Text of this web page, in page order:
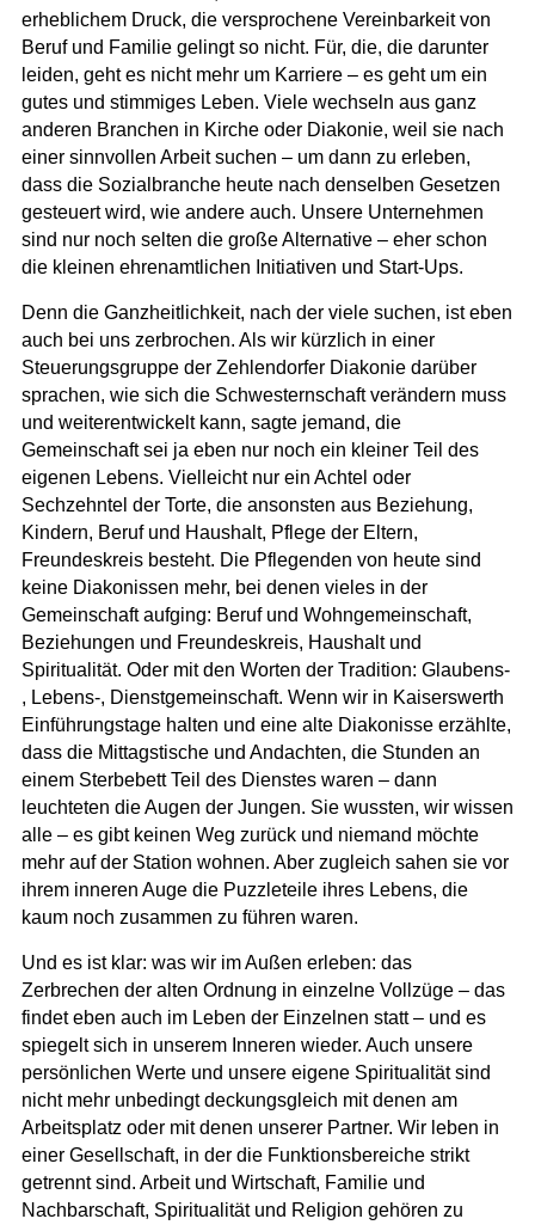
erheblichem Druck, die versprochene Vereinbarkeit von
Beruf und Familie gelingt so nicht. Für, die, die darunter
leiden, geht es nicht mehr um Karriere – es geht um ein
gutes und stimmiges Leben. Viele wechseln aus ganz
anderen Branchen in Kirche oder Diakonie, weil sie nach
einer sinnvollen Arbeit suchen – um dann zu erleben,
dass die Sozialbranche heute nach denselben Gesetzen
gesteuert wird, wie andere auch. Unsere Unternehmen
sind nur noch selten die große Alternative – eher schon
die kleinen ehrenamtlichen Initiativen und Start-Ups.
Denn die Ganzheitlichkeit, nach der viele suchen, ist eben
auch bei uns zerbrochen. Als wir kürzlich in einer
Steuerungsgruppe der Zehlendorfer Diakonie darüber
sprachen, wie sich die Schwesternschaft verändern muss
und weiterentwickelt kann, sagte jemand, die
Gemeinschaft sei ja eben nur noch ein kleiner Teil des
eigenen Lebens. Vielleicht nur ein Achtel oder
Sechzehntel der Torte, die ansonsten aus Beziehung,
Kindern, Beruf und Haushalt, Pflege der Eltern,
Freundeskreis besteht. Die Pflegenden von heute sind
keine Diakonissen mehr, bei denen vieles in der
Gemeinschaft aufging: Beruf und Wohngemeinschaft,
Beziehungen und Freundeskreis, Haushalt und
Spiritualität. Oder mit den Worten der Tradition: Glaubens-
, Lebens-, Dienstgemeinschaft. Wenn wir in Kaiserswerth
Einführungstage halten und eine alte Diakonisse erzählte,
dass die Mittagstische und Andachten, die Stunden an
einem Sterbebett Teil des Dienstes waren – dann
leuchteten die Augen der Jungen. Sie wussten, wir wissen
alle – es gibt keinen Weg zurück und niemand möchte
mehr auf der Station wohnen. Aber zugleich sahen sie vor
ihrem inneren Auge die Puzzleteile ihres Lebens, die
kaum noch zusammen zu führen waren.
Und es ist klar: was wir im Außen erleben: das
Zerbrechen der alten Ordnung in einzelne Vollzüge – das
findet eben auch im Leben der Einzelnen statt – und es
spiegelt sich in unserem Inneren wieder. Auch unsere
persönlichen Werte und unsere eigene Spiritualität sind
nicht mehr unbedingt deckungsgleich mit denen am
Arbeitsplatz oder mit denen unserer Partner. Wir leben in
einer Gesellschaft, in der die Funktionsbereiche strikt
getrennt sind. Arbeit und Wirtschaft, Familie und
Nachbarschaft, Spiritualität und Religion gehören zu